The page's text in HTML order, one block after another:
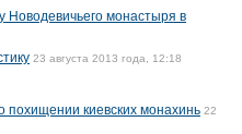
Новодевичьего монастыря в
23 августа 2013 года, 12:18
похищении киевских монахинь 22